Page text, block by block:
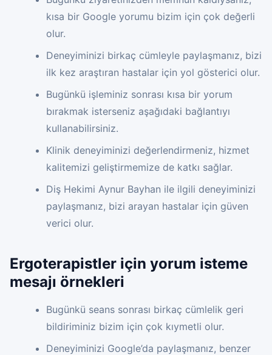
kısa bir Google yorumu bizim için çok değerli
olur.
Deneyiminizi birkaç cümleyle paylaşmanız, bizi
ilk kez araştıran hastalar için yol gösterici olur.
Bugünkü işleminiz sonrası kısa bir yorum
bırakmak isterseniz aşağıdaki bağlantıyı
kullanabilirsiniz.
Klinik deneyiminizi değerlendirmeniz, hizmet
kalitemizi geliştirmemize de katkı sağlar.
Diş Hekimi Aynur Bayhan ile ilgili deneyiminizi
paylaşmanız, bizi arayan hastalar için güven
verici olur.
Ergoterapistler için yorum isteme
mesajı örnekleri
Bugünkü seans sonrası birkaç cümlelik geri
bildiriminiz bizim için çok kıymetli olur.
Deneyiminizi Google’da paylaşmanız, benzer